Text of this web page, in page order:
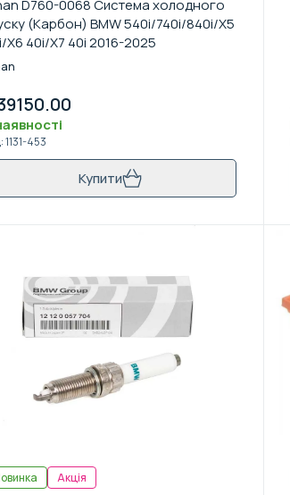
D760-0068 Система холодного
(Карбон) BMW 540i/740i/840i/X5
X6 40i/X7 40i 2016-2025
:1131-453
Купити
Акція